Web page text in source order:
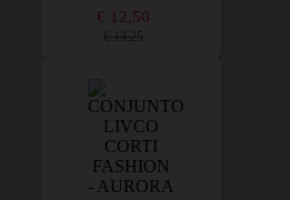
€ 12,50
€ 13,25